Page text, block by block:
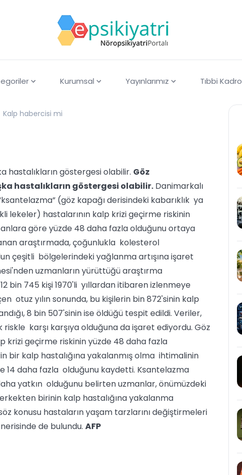
Kurumsal Yayınlarımız Tıbbi Kadro
Kalp habercisi mi
hastalıkların göstergesi olabilir. Göz
hastalıkların göstergesi olabilir. Danimarkalı
(göz kapağı derisindeki kabarıklık ya
lekeler) hastalarının kalp krizi geçirme riskinin
göre yüzde 48 daha fazla olduğunu ortaya
araştırmada, çoğunlukla kolesterol
çeşitli bölgelerindeki yağlanma artışına işaret
uzmanların yürüttüğü araştırma
bin 745 kişi 1970'li yıllardan itibaren izlenmeye
otuz yılın sonunda, bu kişilerin bin 872'sinin kalp
8 bin 507'sinin ise öldüğü tespit edildi. Veriler,
karşı karşıya olduğuna da işaret ediyordu. Göz
krizi geçirme riskinin yüzde 48 daha fazla
bir kalp hastalığına yakalanmış olma ihtimalinin
14 daha fazla olduğunu kaydetti. Ksantelazma
yatkın olduğunu belirten uzmanlar, önümüzdeki
birinin kalp hastalığına yakalanma
konusu hastaların yaşam tarzlarını değiştirmeleri
de bulundu. AFP